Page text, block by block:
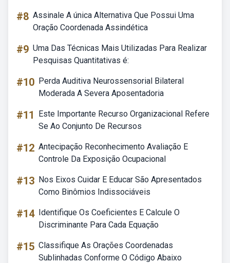
#8 Assinale A única Alternativa Que Possui Uma
Oração Coordenada Assindética
#9 Uma Das Técnicas Mais Utilizadas Para Realizar
Pesquisas Quantitativas é:
#10 Perda Auditiva Neurossensorial Bilateral
Moderada A Severa Aposentadoria
#11
Este Importante Recurso Organizacional Refere
Se Ao Conjunto De Recursos
#12 Antecipação Reconhecimento Avaliação E
Controle Da Exposição Ocupacional
#13 Nos Eixos Cuidar E Educar São Apresentados
Como Binômios Indissociáveis
#14 Identifique Os Coeficientes E Calcule O
Discriminante Para Cada Equação
#15 Classifique As Orações Coordenadas
Sublinhadas Conforme O Código Abaixo